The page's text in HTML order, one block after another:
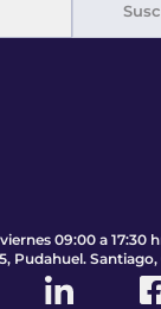
09:00 a 17:30
Pudahuel. Santiago,